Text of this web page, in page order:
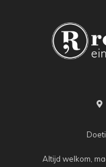
Altijd welkom,